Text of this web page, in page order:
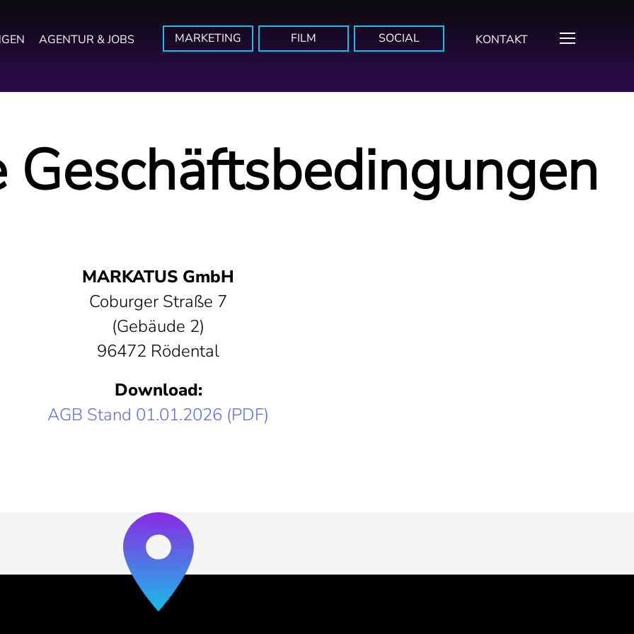
AGENTUR & JOBS MARKETING FILM SOCIAL KONTAKT
MARKATUS GmbH
Coburger Straße 7
(Gebäude 2)
96472 Rödental
Download:
AGB Stand 01.01.2026 (PDF)